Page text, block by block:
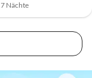
Nächte